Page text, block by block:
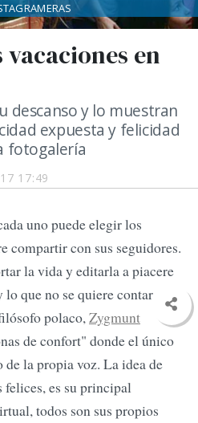
17:49
en
descanso y lo muestran
expuesta y felicidad
fotogalería
uno puede elegir los
compartir con sus seguidores.
la vida y editarla a piacere
que no se quiere contar.
polaco,Zygmunt
de confort" donde el único
de la propia voz. La idea de
es su principal
todos son sus propios